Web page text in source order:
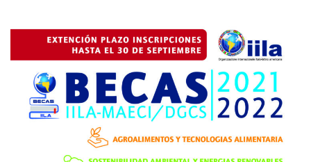
Foto
Video
Audio